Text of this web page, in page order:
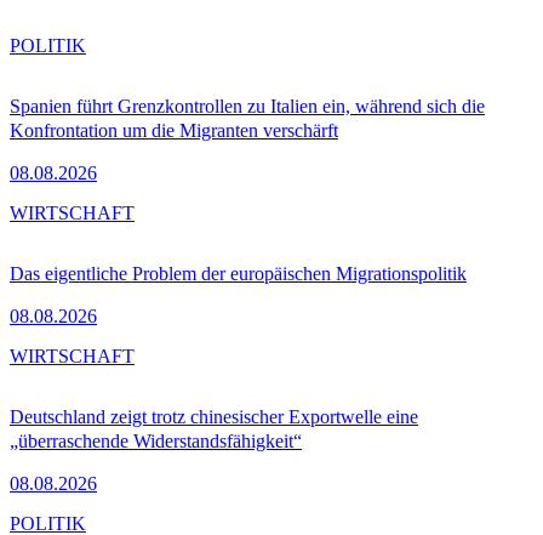
Spanien führt Grenzkontrollen zu Italien ein, während sich die
Konfrontation um die Migranten verschärft
08.08.2026
POLITIK
Das eigentliche Problem der europäischen Migrationspolitik
08.08.2026
WIRTSCHAFT
Deutschland zeigt trotz chinesischer Exportwelle eine
„überraschende Widerstandsfähigkeit“
08.08.2026
WIRTSCHAFT
POLITIK